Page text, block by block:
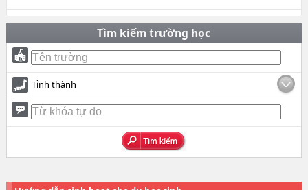
Tìm kiếm trường học
Tỉnh thành